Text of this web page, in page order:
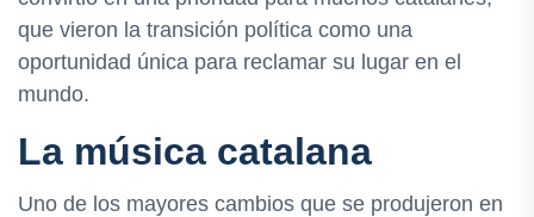
que vieron la transición política como una
oportunidad única para reclamar su lugar en el
mundo.
La música catalana
Uno de los mayores cambios que se produjeron en